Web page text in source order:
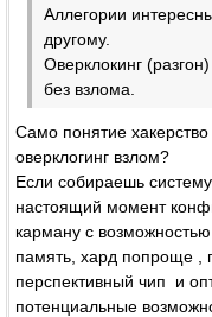
Аллегории
другому.
Оверклокинг
без взлома.
Само понятие
оверклогинг взлом?
Если собираешь
настоящий момент
карману с
память, хард попроще ,
перспективный чип и
потенциальные